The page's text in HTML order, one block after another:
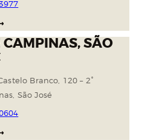
SÃO
Branco, 120 – 2°
São José